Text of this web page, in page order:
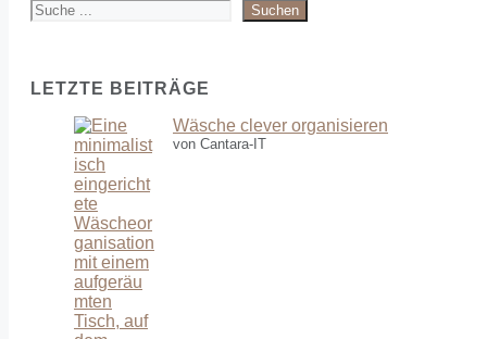
Suchen
LETZTE BEITRÄGE
Wäsche clever organisieren
von Cantara-IT